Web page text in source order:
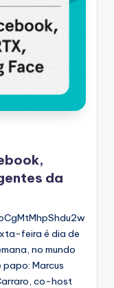
da
feira é dia de
no mundo
papo: Marcus
co-host